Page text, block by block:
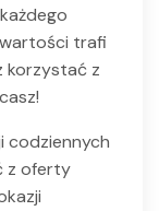
trafi
korzystać z
codziennych
z oferty